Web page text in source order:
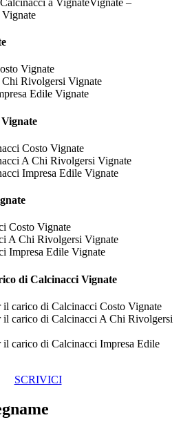
Vignate
Vignate
Rivolgersi Vignate
Edile Vignate
Costo Vignate
A Chi Rivolgersi Vignate
Impresa Edile Vignate
Costo Vignate
A Chi Rivolgersi Vignate
Impresa Edile Vignate
di Calcinacci Vignate
il carico di Calcinacci Costo Vignate
il carico di Calcinacci A Chi Rivolgersi
il carico di Calcinacci Impresa Edile
SCRIVICI